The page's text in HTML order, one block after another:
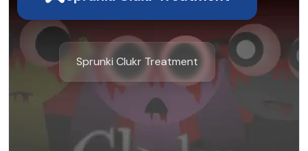
Sprunki Clukr Treatment